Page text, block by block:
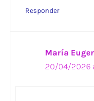
Responder
María
20/04/2026